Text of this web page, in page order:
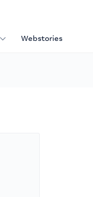
Webstories